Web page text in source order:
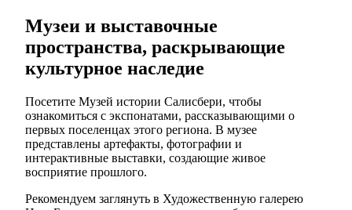
Музеи и выставочные
пространства, раскрывающие
культурное наследие
Посетите Музей истории Салисбери, чтобы
ознакомиться с экспонатами, рассказывающими о
первых поселенцах этого региона. В музее
представлены артефакты, фотографии и
интерактивные выставки, создающие живое
восприятие прошлого.
Рекомендуем заглянуть в Художественную галерею